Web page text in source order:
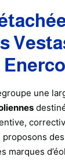
une
marques